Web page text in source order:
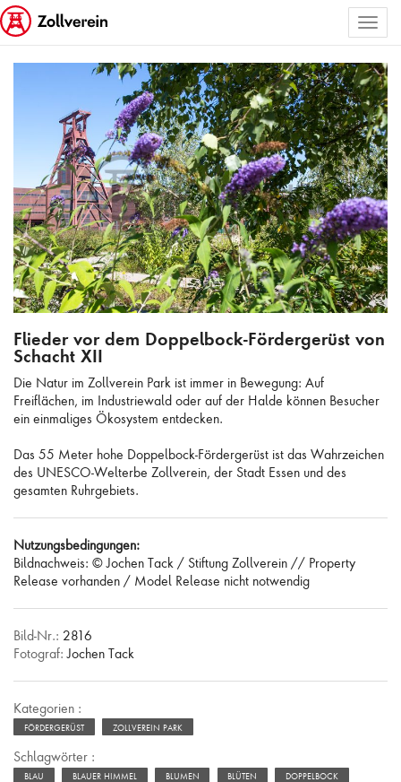
ALLE BILDER AUSWÄHLEN
Flieder vor dem Doppelbock-Fördergerüst von
Schacht XII
Die Natur im Zollverein Park ist immer in Bewegung: Auf
Freiflächen, im Industriewald oder auf der Halde können Besucher
ein einmaliges Ökosystem entdecken.
Das 55 Meter hohe Doppelbock-Fördergerüst ist das Wahrzeichen
des UNESCO-Welterbe Zollverein, der Stadt Essen und des
gesamten Ruhrgebiets.
Nutzungsbedingungen:
Bildnachweis: © Jochen Tack / Stiftung Zollverein // Property
Release vorhanden / Model Release nicht notwendig
Bild-Nr.: 2816
Fotograf: Jochen Tack
Kategorien :
FÖRDERGERÜST ZOLLVEREIN PARK
Schlagwörter :
BLAU BLAUER HIMMEL BLUMEN BLÜTEN DOPPELBOCK